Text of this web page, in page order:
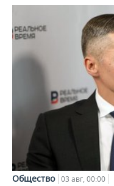
Общество 03 авг, 00:00